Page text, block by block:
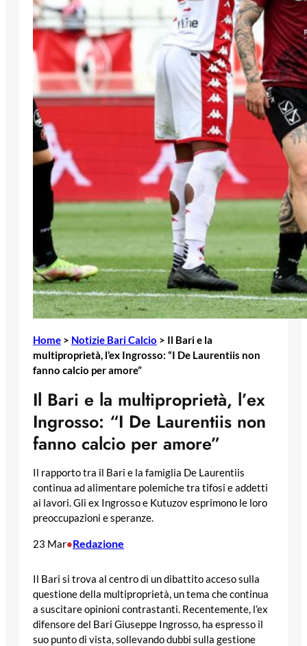
Home > Notizie Bari Calcio > Il Bari e la
multiproprietà, l’ex Ingrosso: “I De Laurentiis non
fanno calcio per amore”
Il Bari e la multiproprietà, l’ex
Ingrosso: “I De Laurentiis non
fanno calcio per amore”
Il rapporto tra il Bari e la famiglia De Laurentiis
continua ad alimentare polemiche tra tifosi e addetti
ai lavori. Gli ex Ingrosso e Kutuzov esprimono le loro
preoccupazioni e speranze.
23 Mar•Redazione
Il Bari si trova al centro di un dibattito acceso sulla
questione della multiproprietà, un tema che continua
a suscitare opinioni contrastanti. Recentemente, l’ex
difensore del Bari Giuseppe Ingrosso, ha espresso il
suo punto di vista, sollevando dubbi sulla gestione